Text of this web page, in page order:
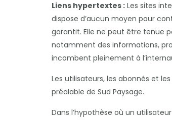
Liens hypertextes : Les sites
dispose d’aucun moyen pour
garantit. Elle ne peut être tenue
notamment des informations,
incombent pleinement à
Les utilisateurs, les abonnés et
préalable de Sud Paysage.
Dans l’hypothèse où un